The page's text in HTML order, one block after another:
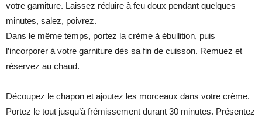
votre garniture. Laissez réduire à feu doux pendant quelques
minutes, salez, poivrez.
Dans le même temps, portez la crème à ébullition, puis
l’incorporer à votre garniture dès sa fin de cuisson. Remuez et
réservez au chaud.
Découpez le chapon et ajoutez les morceaux dans votre crème.
Portez le tout jusqu’à frémissement durant 30 minutes. Présentez